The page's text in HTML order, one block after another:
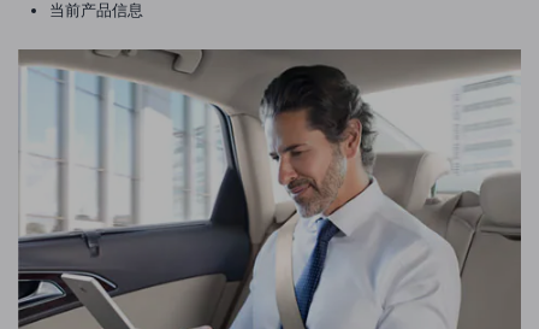
当前产品信息